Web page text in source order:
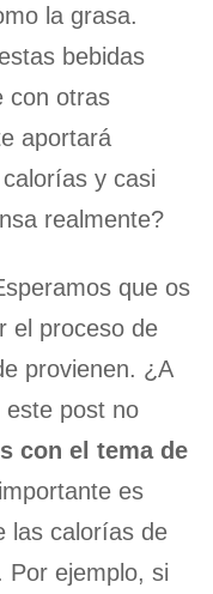
la grasa.
bebidas
con otras
aportará
y casi
realmente?
que os
el proceso de
provienen. ¿A
este post no
con el tema de
es
las calorías de
Por ejemplo, si